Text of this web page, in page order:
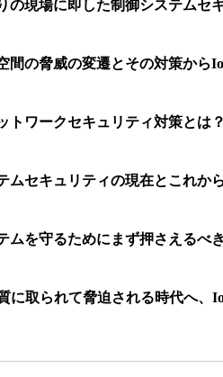
の現場に即した制御システムセ
間の脅威の変遷とその対策から
トワークセキュリティ対策とは？
ムセキュリティの現在とこれから
ムを守るためにまず押さえるべ
に取られて脅迫される時代へ、